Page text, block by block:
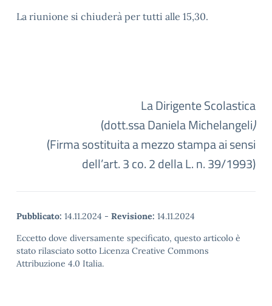
La riunione si chiuderà per tutti alle 15,30.
La Dirigente Scolastica
(dott.ssa Daniela Michelangeli)
(Firma sostituita a mezzo stampa ai sensi
dell’art. 3 co. 2 della L. n. 39/1993)
Pubblicato: 14.11.2024 - Revisione: 14.11.2024
Eccetto dove diversamente specificato, questo articolo è
stato rilasciato sotto Licenza Creative Commons
Attribuzione 4.0 Italia.